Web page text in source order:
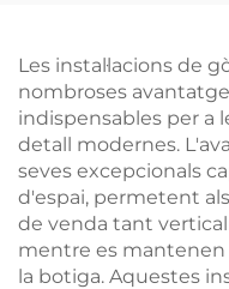
Les instal·lacions de
nombroses
indispensables per a
detall modernes.
seves excepcionals
d'espai, permetent
de venda tant
mentre es mantenen
la botiga. Aquestes